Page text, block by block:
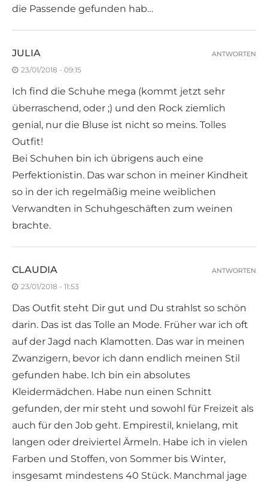
die Passende gefunden hab…
JULIA
23/01/2018 - 09:15
Ich find die Schuhe mega (kommt jetzt sehr
überraschend, oder ;) und den Rock ziemlich
genial, nur die Bluse ist nicht so meins. Tolles
Outfit!
Bei Schuhen bin ich übrigens auch eine
Perfektionistin. Das war schon in meiner Kindheit
so in der ich regelmäßig meine weiblichen
Verwandten in Schuhgeschäften zum weinen
brachte.
ANTWORTEN
CLAUDIA
23/01/2018 - 11:53
Das Outfit steht Dir gut und Du strahlst so schön
darin. Das ist das Tolle an Mode. Früher war ich oft
auf der Jagd nach Klamotten. Das war in meinen
Zwanzigern, bevor ich dann endlich meinen Stil
gefunden habe. Ich bin ein absolutes
Kleidermädchen. Habe nun einen Schnitt
gefunden, der mir steht und sowohl für Freizeit als
auch für den Job geht. Empirestil, knielang, mit
langen oder dreiviertel Ärmeln. Habe ich in vielen
Farben und Stoffen, von Sommer bis Winter,
insgesamt mindestens 40 Stück. Manchmal jage
ANTWORTEN